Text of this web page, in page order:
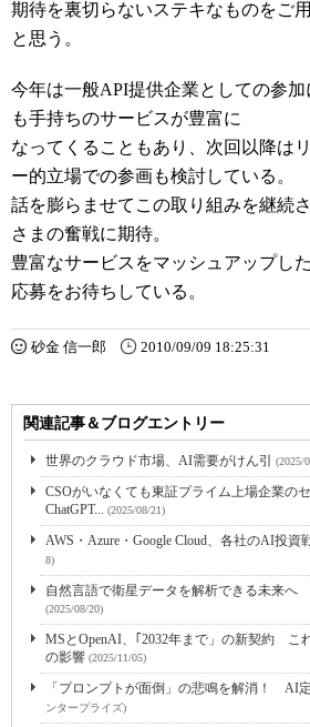
期待を裏切らないステキなものをご
と思う。
今年は一般API提供企業としての参
も手持ちのサービスが豊富に
なってくることもあり、次回以降は
ー的立場での参画も検討している。
話を膨らませてこの取り組みを継続
さまの奮戦に期待。
豊富なサービスをマッシュアップし
応募をお待ちしている。
砂金 信一郎 2010/09/09 18:25:31
関連記事＆ブログエントリー
世界のクラウド市場、AI需要がけん引 (2025/
CSOがいなくても東証プライム上場企業の
ChatGPT...
(2025/08/21)
AWS・Azure・Google Cloud、各社のAI投資
8)
自然言語で衛星データを解析できる未来へ
(2025/08/20)
MSとOpenAI、｢2032年まで」の新契約 こ
の影響 (2025/11/05)
「プロンプトが面倒」の悲鳴を解消！ AI
ンタープライズ)